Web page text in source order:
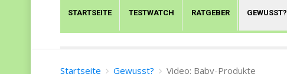
STARTSEITE TESTWATCH RATGEBER GEWUSST?
Startseite Gewusst? Video: Baby-Produkte